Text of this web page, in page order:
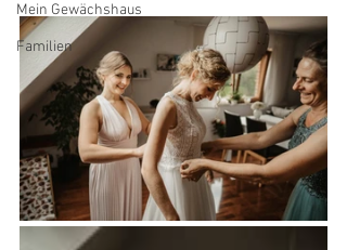
Mein Gewächshaus
Familien